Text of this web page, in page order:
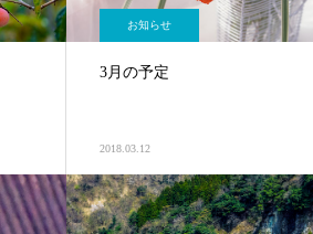
お知らせ
3月の予定
2018.03.12